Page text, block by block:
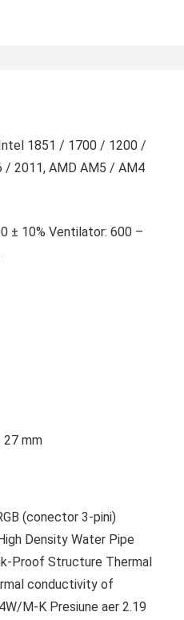
1851 / 1700 / 1200 /
/ 2011, AMD AM5 / AM4
± 10% Ventilator: 600 –
27 mm
(conector 3-pini)
Density Water Pipe
Proof Structure Thermal
conductivity of
M-K Presiune aer 2.19